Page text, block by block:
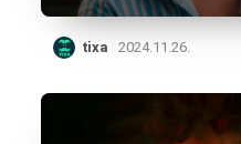
tixa 2024.11.26.